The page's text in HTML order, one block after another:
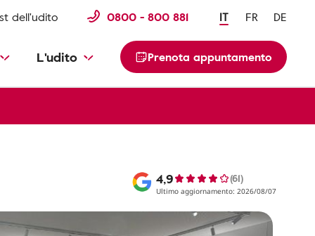
dell'udito 0800 - 800 881 IT FR DE
L'udito Prenota appuntamento
4,9 (61)
Ultimo aggiornamento: 2026/08/07